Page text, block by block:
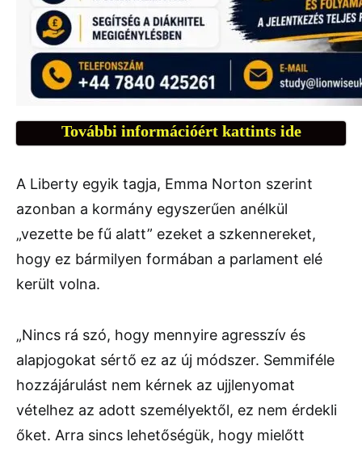
További információért kattints ide
A Liberty egyik tagja, Emma Norton szerint
azonban a kormány egyszerűen anélkül
„vezette be fű alatt” ezeket a szkennereket,
hogy ez bármilyen formában a parlament elé
került volna.
„Nincs rá szó, hogy mennyire agresszív és
alapjogokat sértő ez az új módszer. Semmiféle
hozzájárulást nem kérnek az ujjlenyomat
vételhez az adott személyektől, ez nem érdekli
őket. Arra sincs lehetőségük, hogy mielőtt